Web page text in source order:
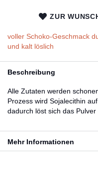
ZUR
voller Schoko-Geschmack
und kalt löslich
Beschreibung
Alle Zutaten werden
Prozess wird Sojalecithin
dadurch löst sich das Pulver
Mehr Informationen